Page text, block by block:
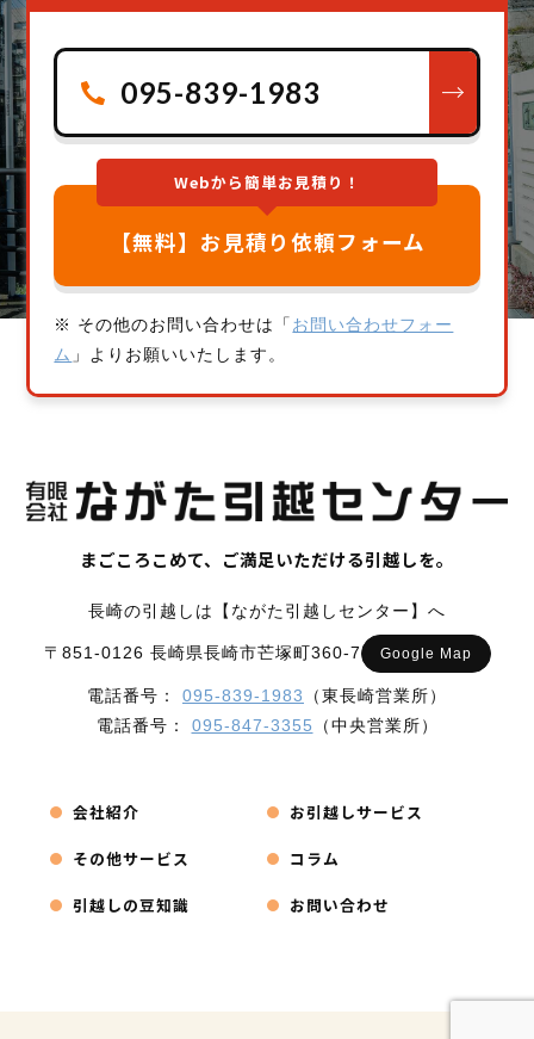
095-839-1983
Webから簡単お見積り！
【無料】お見積り依頼フォーム
※ その他のお問い合わせは「 お問い合わせフォー
ム 」よりお願いいたします。
まごころこめて、ご満足いただける引越しを。
長崎の引越しは【ながた引越しセンター】へ
〒851-0126 長崎県長崎市芒塚町360-7 Google Map
電話番号： 095-839-1983
（東長崎営業所）
電話番号： 095-847-3355 （中央営業所）
会社紹介 お引越しサービス
その他サービス コラム
引越しの豆知識 お問い合わせ